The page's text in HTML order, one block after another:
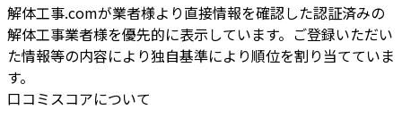
解体工事.comが業者様より直接情報を確認した認証済みの
解体工事業者様を優先的に表示しています。ご登録いただい
た情報等の内容により独自基準により順位を割り当てていま
す。
口コミスコアについて